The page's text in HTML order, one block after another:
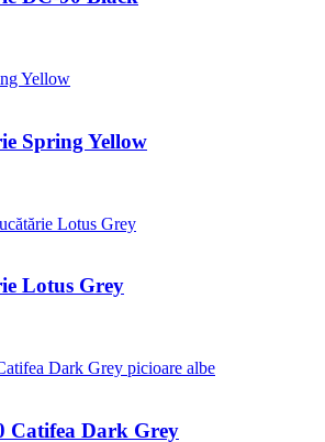
Spring Yellow
Lotus Grey
Catifea Dark Grey